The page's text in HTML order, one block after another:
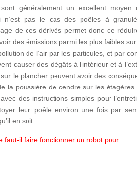
généralement un excellent
n’est pas le cas des poêles à
de ces dérivés permet donc de
des émissions parmi les plus faibles
de l’air par les particules, et par
causer des dégâts à l’intérieur et à
le plancher peuvent avoir des
la poussière de cendre sur les
des instructions simples pour
leur poêle environ une fois par
en soit.
faut-il faire fonctionner un robot pour